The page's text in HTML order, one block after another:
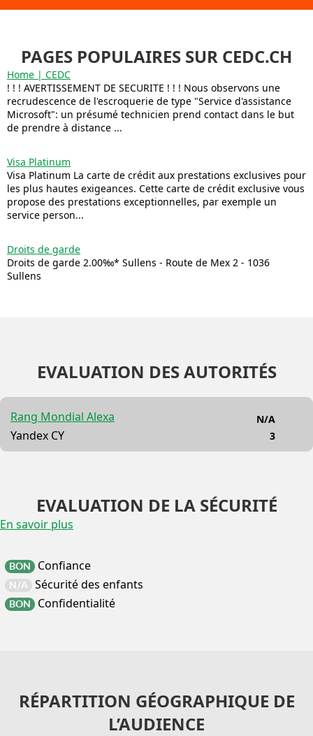
PAGES POPULAIRES SUR CEDC.CH
Home | CEDC
! ! ! AVERTISSEMENT DE SECURITE ! ! ! Nous observons une
recrudescence de l'escroquerie de type "Service d'assistance
Microsoft": un présumé technicien prend contact dans le but
de prendre à distance ...
Visa Platinum
Visa Platinum La carte de crédit aux prestations exclusives pour
les plus hautes exigeances. Cette carte de crédit exclusive vous
propose des prestations exceptionnelles, par exemple un
service person...
Droits de garde
Droits de garde 2.00‰* Sullens - Route de Mex 2 - 1036
Sullens
EVALUATION DES AUTORITÉS
Rang Mondial Alexa
Yandex CY
N/A
3
EVALUATION DE LA SÉCURITÉ
En savoir plus
BON Confiance
N/A Sécurité des enfants
BON Confidentialité
RÉPARTITION GÉOGRAPHIQUE DE
L’AUDIENCE